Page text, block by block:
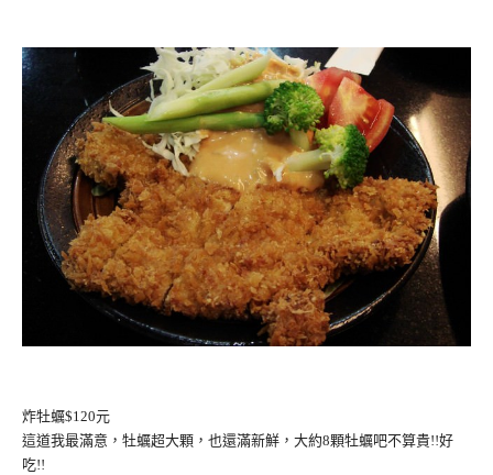
炸牡蠣$120元
這道我最滿意，牡蠣超大顆，也還滿新鮮，大約8顆牡蠣吧不算貴!!好
吃!!